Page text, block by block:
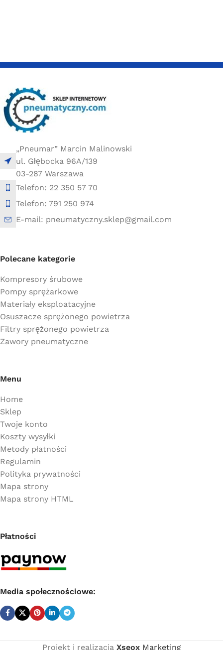
„Pneumar” Marcin Malinowski
ul. Głębocka 96A/139
03-287 Warszawa
Telefon: 22 350 57 70
Telefon: 791 250 974
E-mail: pneumatyczny.sklep@gmail.com
Polecane kategorie
Kompresory śrubowe
Pompy sprężarkowe
Materiały eksploatacyjne
Osuszacze sprężonego powietrza
Filtry sprężonego powietrza
Zawory pneumatyczne
Menu
Home
Sklep
Twoje konto
Koszty wysyłki
Metody płatności
Regulamin
Polityka prywatności
Mapa strony
Mapa strony HTML
Płatności
Media społecznościowe:
Projekt i realizacja XseoxMarketing